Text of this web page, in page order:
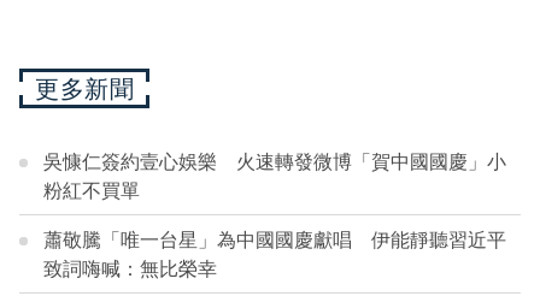
更多新聞
吳慷仁簽約壹心娛樂 火速轉發微博「賀中國國慶」小
粉紅不買單
蕭敬騰「唯一台星」為中國國慶獻唱 伊能靜聽習近平
致詞嗨喊：無比榮幸